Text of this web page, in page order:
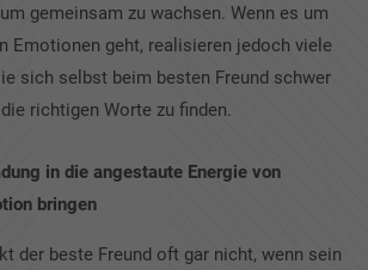
gemeinsam zu wachsen. Wenn es um
Emotionen geht, realisieren jedoch viele
sich selbst beim besten Freund schwer
richtigen Worte zu finden.
in die angestaute Energie von
bringen
der beste Freund oft gar nicht, wenn sein